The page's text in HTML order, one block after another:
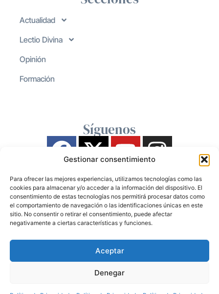
Gestionar consentimiento
Para ofrecer las mejores experiencias, utilizamos tecnologías como las
cookies para almacenar y/o acceder a la información del dispositivo. El
consentimiento de estas tecnologías nos permitirá procesar datos como
el comportamiento de navegación o las identificaciones únicas en este
sitio. No consentir o retirar el consentimiento, puede afectar
negativamente a ciertas características y funciones.
Aceptar
Denegar
Actualidad
Lectio Divina
Opinión
Formación
Síguenos